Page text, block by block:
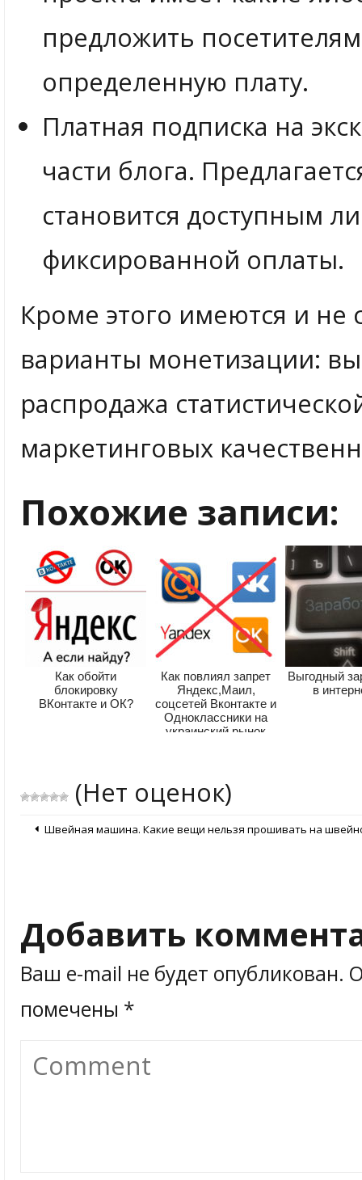
предложить
определенную плату.
Платная подписка на
части блога.
становится доступным
фиксированной оплаты.
Кроме этого имеются и
варианты монетизации:
распродажа
маркетинговых
Похожие записи:
Как обойти
блокировку
ВКонтакте и ОК?
Как повлиял запрет
Яндекс,Маил,
соцсетей Вконтакте и
Одноклассники на
украинский рынок
Выгодный
в
(Нет оценок)
Швейная машина. Какие вещи нельзя прошивать на
Добавить
Ваш e-mail не будет опубликован.
помечены *